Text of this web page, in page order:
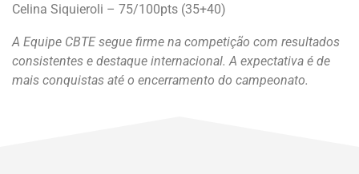
Celina Siquieroli – 75/100pts (35+40)
A Equipe CBTE segue firme na competição com resultados
consistentes e destaque internacional. A expectativa é de
mais conquistas até o encerramento do campeonato.